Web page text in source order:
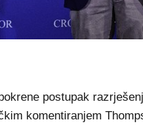
postupak
komentiranjem